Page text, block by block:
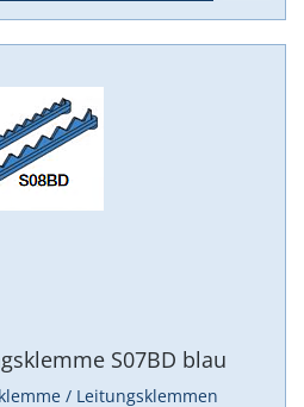
S07BD blau
/ Leitungsklemmen